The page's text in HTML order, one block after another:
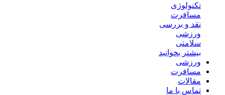
تکنولوژی
مسافرت
نقد و بررسی
ورزشی
سلامتی
بیشتر بخوانید
ورزشی
مسافرت
مقالات
تماس با ما